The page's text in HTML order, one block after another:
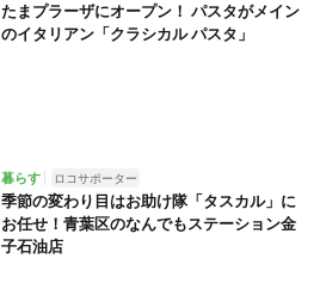
たまプラーザにオープン！ パスタがメイン
のイタリアン「クラシカル パスタ」
暮らす ロコサポーター
季節の変わり目はお助け隊「タスカル」に
お任せ！青葉区のなんでもステーション金
子石油店